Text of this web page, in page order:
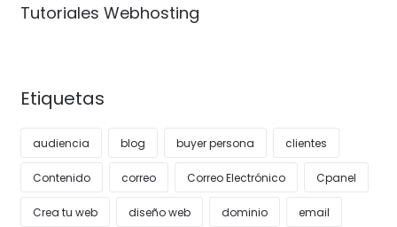
Tutoriales Webhosting
Etiquetas
audiencia blog buyer persona clientes
Contenido correo Correo Electrónico Cpanel
Crea tu web diseño web dominio email